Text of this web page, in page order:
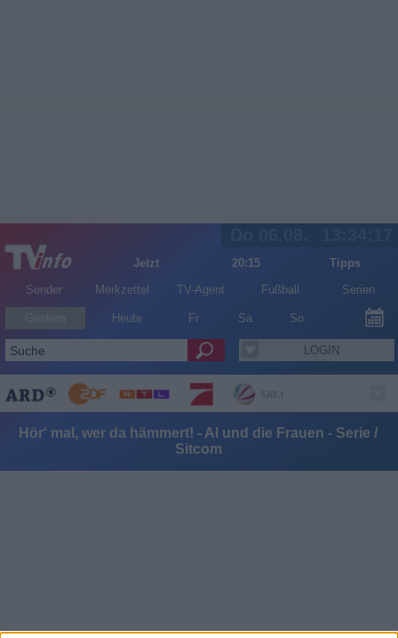
Jetzt 20:15
Tipps
Sender
Merkzettel TV-Agent Fußball Serien
Heute Fr Sa So
LOGIN
Hör‘ mal, wer da hämmert! - Al und die Frauen - Serie /
Sitcom